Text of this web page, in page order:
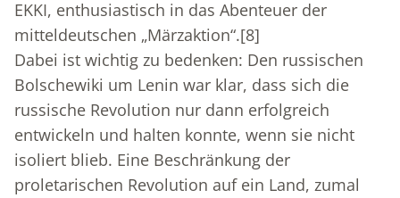
EKKI, enthusiastisch in das Abenteuer der
mitteldeutschen „Märzaktion“.[8]
Dabei ist wichtig zu bedenken: Den russischen
Bolschewiki um Lenin war klar, dass sich die
russische Revolution nur dann erfolgreich
entwickeln und halten konnte, wenn sie nicht
isoliert blieb. Eine Beschränkung der
proletarischen Revolution auf ein Land, zumal